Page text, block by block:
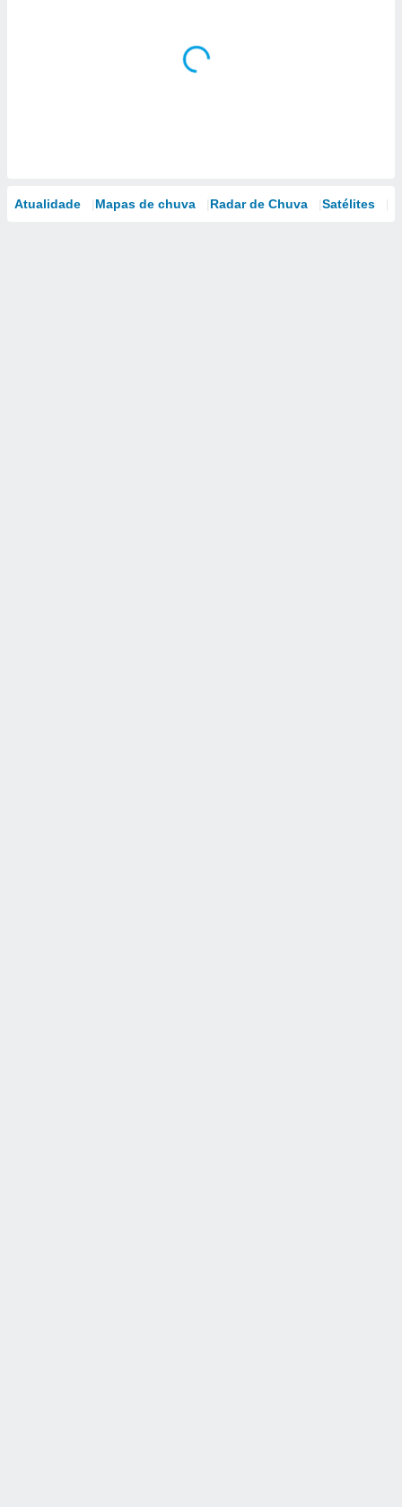
Atualidade Mapas de chuva Radar de Chuva Satélites